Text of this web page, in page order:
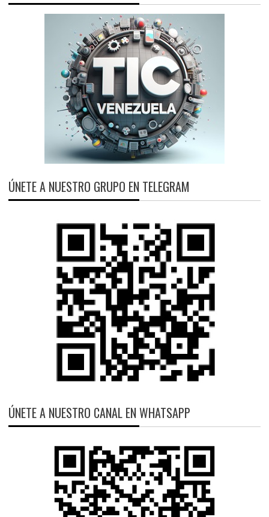
ÚNETE A NUESTRO GRUPO EN TELEGRAM
ÚNETE A NUESTRO CANAL EN WHATSAPP